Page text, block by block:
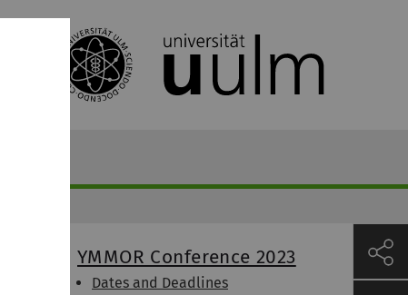
YMMOR Conference 2023
Dates and Deadlines